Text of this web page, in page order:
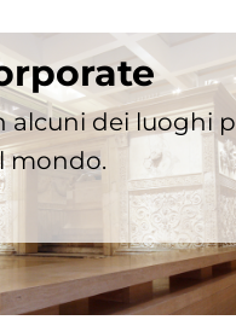
alcuni dei luoghi
mondo.